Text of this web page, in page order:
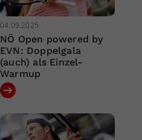
04.09.2025
NÖ Open powered by
EVN: Doppelgala
(auch) als Einzel-
Warmup